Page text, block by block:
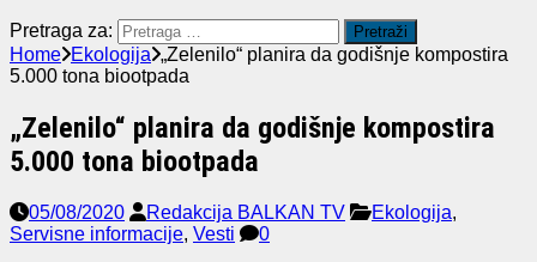
Pretraga za:
Home Ekologija „Zelenilo“ planira da godišnje kompostira
5.000 tona biootpada
„Zelenilo“ planira da godišnje kompostira
5.000 tona biootpada
05/08/2020 Redakcija BALKAN TV Ekologija,
Servisne informacije, Vesti
0